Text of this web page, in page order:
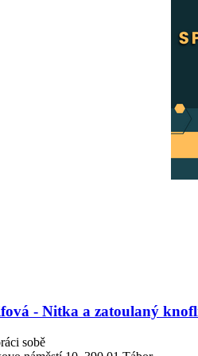
- Nitka a zatoulaný
sobě